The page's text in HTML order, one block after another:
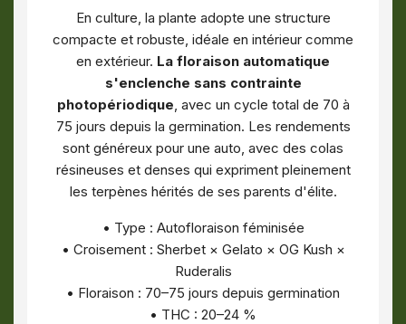
En culture, la plante adopte une structure
compacte et robuste, idéale en intérieur comme
en extérieur. La floraison automatique
s'enclenche sans contrainte
photopériodique, avec un cycle total de 70 à
75 jours depuis la germination. Les rendements
sont généreux pour une auto, avec des colas
résineuses et denses qui expriment pleinement
les terpènes hérités de ses parents d'élite.
• Type : Autofloraison féminisée
• Croisement : Sherbet × Gelato × OG Kush ×
Ruderalis
• Floraison : 70–75 jours depuis germination
• THC : 20–24 %